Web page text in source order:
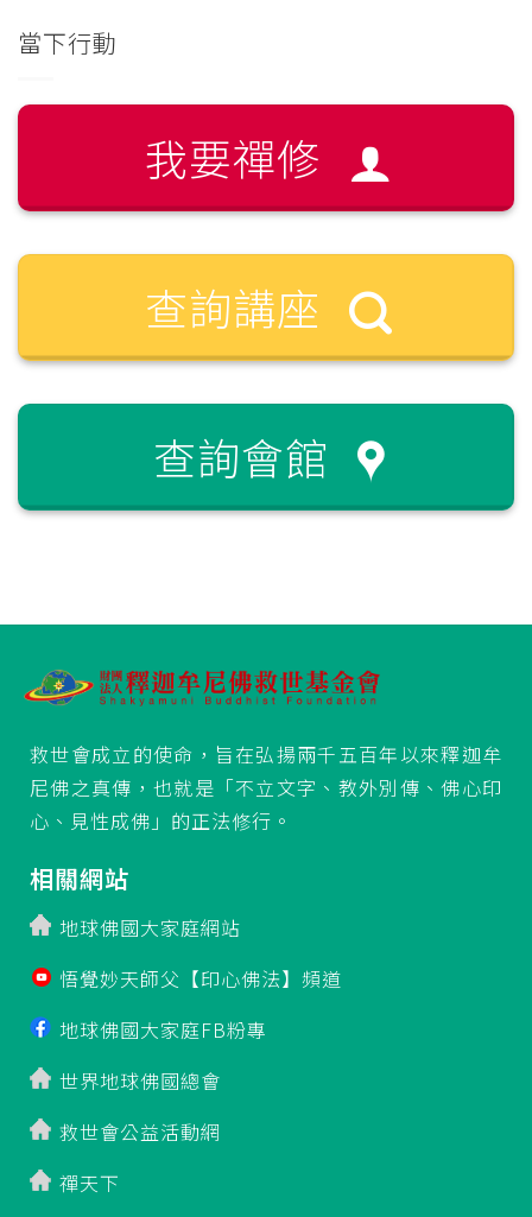
當下行動
我要禪修
查詢講座
查詢會館
救世會成立的使命，旨在弘揚兩千五百年以來釋迦牟
尼佛之真傳，也就是「不立文字、教外別傳、佛心印
心、見性成佛」的正法修行。
相關網站
地球佛國大家庭網站
悟覺妙天師父【印心佛法】頻道
地球佛國大家庭FB粉專
世界地球佛國總會
救世會公益活動網
禪天下